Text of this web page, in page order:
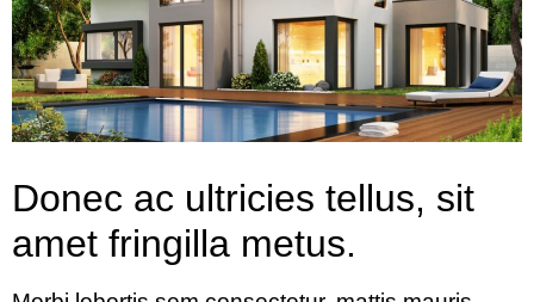
Donec ac ultricies tellus, sit
amet fringilla metus.